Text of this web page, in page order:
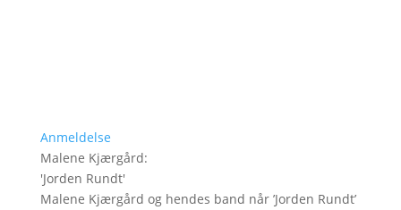
Anmeldelse
Malene Kjærgård:
'Jorden Rundt'
Malene Kjærgård og hendes band når ’Jorden Rundt’